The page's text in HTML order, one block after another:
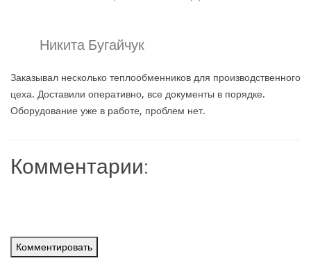
Никита Бугайчук
Заказывал несколько теплообменников для производственного
цеха. Доставили оперативно, все документы в порядке.
Оборудование уже в работе, проблем нет.
Комментарии:
Комментировать